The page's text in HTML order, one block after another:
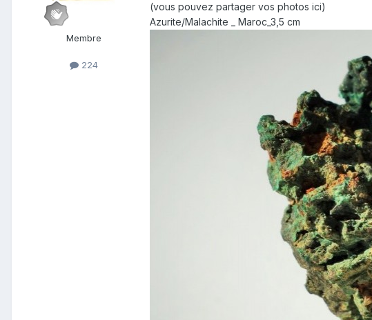
Membre
224
(vous pouvez partager vos photos ici)
Azurite/Malachite _ Maroc_3,5 cm